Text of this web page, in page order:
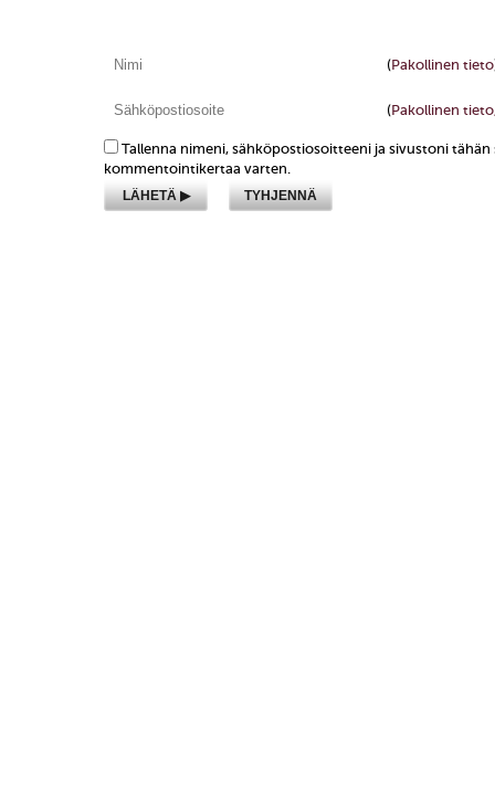
(Pakollinen tieto
(Pakollinen
Tallenna nimeni, sähköpostiosoitteeni ja sivustoni tähän
kommentointikertaa varten.